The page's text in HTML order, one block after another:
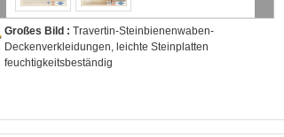
Großes Bild : Travertin-Steinbienenwaben-
Deckenverkleidungen, leichte Steinplatten
feuchtigkeitsbeständig